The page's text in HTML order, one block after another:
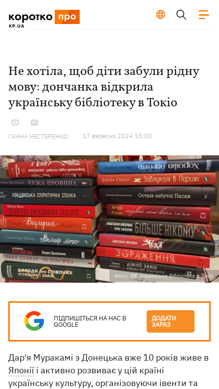
Не хотіла, щоб діти забули рідну
мову: дончанка відкрила
українську бібліотеку в Токіо
ГАННА НЕСТЕРЕНКО 17 вересня 2024 10:00
Фото: ФБ Українська бібліотека в Токіо
ПІДПИШІТЬСЯ НА НАС В
GOOGLE
ДОДАТИ
ЗАРАЗ
Дар'я Муракамі з Донецька вже 10 років живе в
Японії і активно розвиває у цій країні
українську культуру, організовуючи івенти та